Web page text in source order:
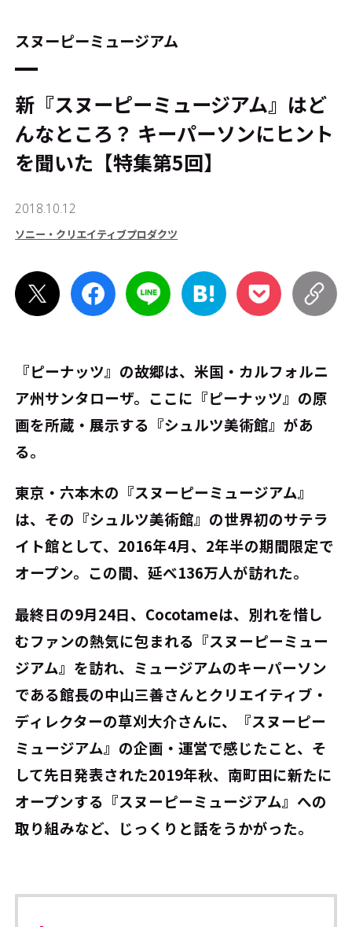
スヌーピーミュージアム
新『スヌーピーミュージアム』はど
んなところ？ キーパーソンにヒント
を聞いた【特集第5回】
2018.10.12
ソニー・クリエイティブプロダクツ
『ピーナッツ』の故郷は、米国・カルフォルニ
ア州サンタローザ。ここに『ピーナッツ』の原
画を所蔵・展示する『シュルツ美術館』があ
る。
東京・六本木の『スヌーピーミュージアム』
は、その『シュルツ美術館』の世界初のサテラ
イト館として、2016年4月、2年半の期間限定で
オープン。この間、延べ136万人が訪れた。
最終日の9月24日、Cocotameは、別れを惜し
むファンの熱気に包まれる『スヌーピーミュー
ジアム』を訪れ、ミュージアムのキーパーソン
である館長の中山三善さんとクリエイティブ・
ディレクターの草刈大介さんに、『スヌーピー
ミュージアム』の企画・運営で感じたこと、そ
して先日発表された2019年秋、南町田に新たに
オープンする『スヌーピーミュージアム』への
取り組みなど、じっくりと話をうかがった。